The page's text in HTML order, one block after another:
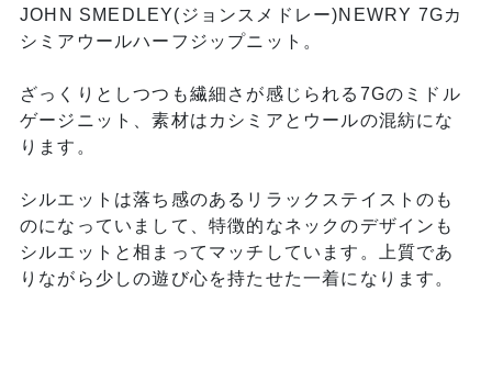
JOHN SMEDLEY(ジョンスメドレー)NEWRY 7Gカ
シミアウールハーフジップニット。
ざっくりとしつつも繊細さが感じられる7Gのミドル
ゲージニット、素材はカシミアとウールの混紡にな
ります。
シルエットは落ち感のあるリラックステイストのも
のになっていまして、特徴的なネックのデザインも
シルエットと相まってマッチしています。上質であ
りながら少しの遊び心を持たせた一着になります。